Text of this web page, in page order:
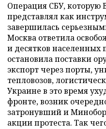
Операция СБУ, которую
представлял как
завершилась
Москва ответила
и десятков
остановила поставки
экспорт через порты,
тепловозов,
Украине в это время
фронте, возник
затронувший и
акции протеста. Так